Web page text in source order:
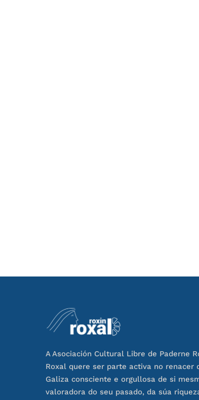
A Asociación Cultural Libre de Paderne
Roxal quere ser parte activa no renacer
Galiza consciente e orgullosa de si
valoradora do seu pasado, da súa